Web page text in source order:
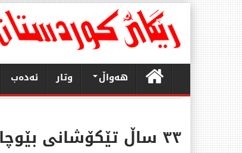
هەواڵ وتار ئەدەب
٣٣ ساڵ تێكۆشانی بێوچان لەپێناو ژیانێكی ئارام و كۆمەڵگەیەكی دادپەروەردا